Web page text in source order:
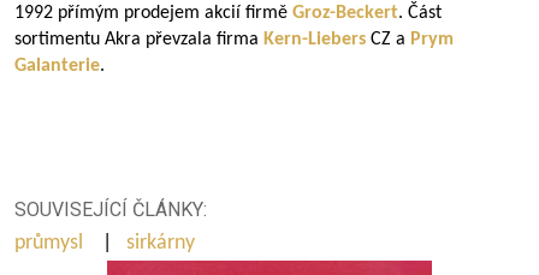
1992 přímým prodejem akcií firmě Groz-Beckert. Část
sortimentu Akra převzala firma Kern-Liebers CZ a Prym
Galanterie.
SOUVISEJÍCÍ ČLÁNKY:
průmysl
sirkárny